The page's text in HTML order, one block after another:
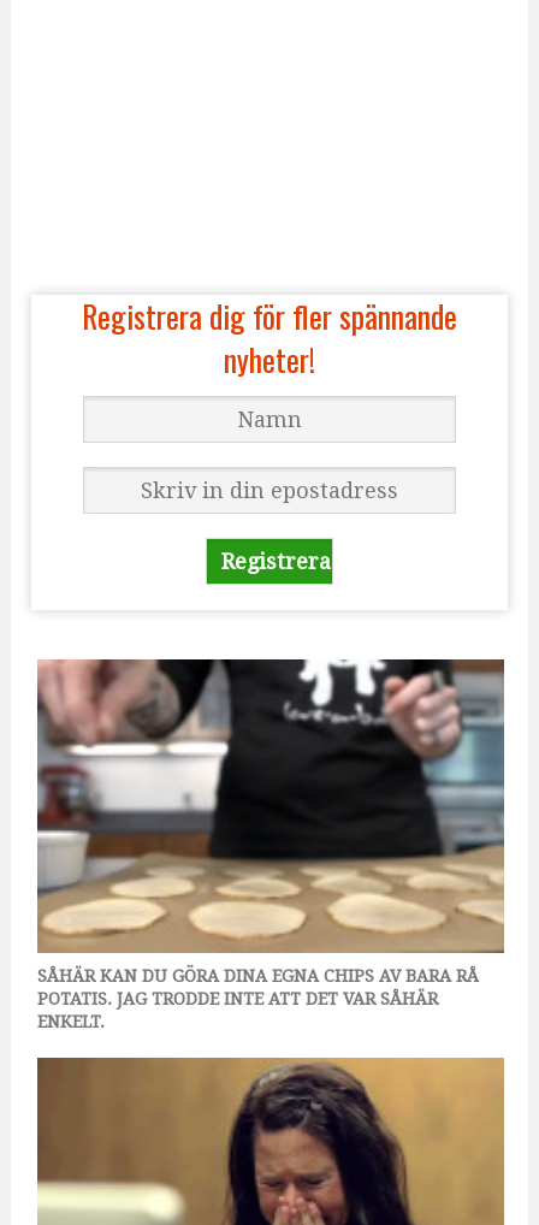
Registrera dig för fler spännande
nyheter!
SÅHÄR KAN DU GÖRA DINA EGNA CHIPS AV BARA RÅ
POTATIS. JAG TRODDE INTE ATT DET VAR SÅHÄR
ENKELT.